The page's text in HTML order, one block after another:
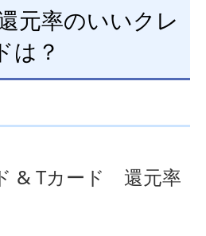
元率のいいクレ
は？
& Tカード 還元率